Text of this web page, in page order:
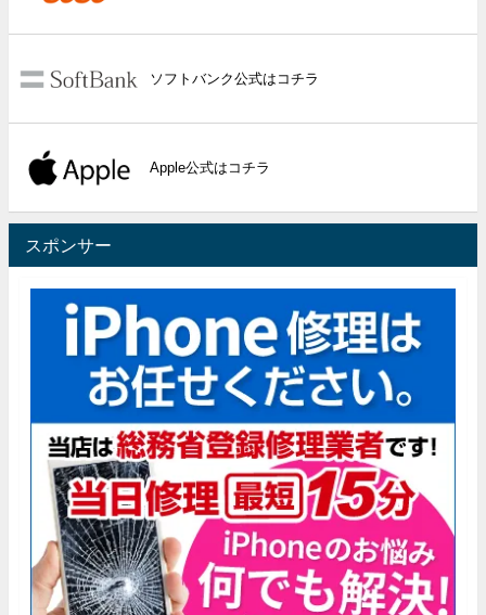
ソフトバンク公式はコチラ
Apple公式はコチラ
スポンサー